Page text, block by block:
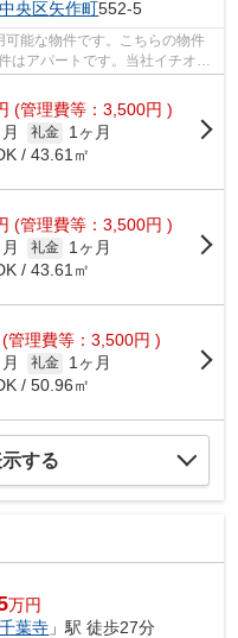
央区矢作町552-5
能な物件です。こちらの物件
はアパートです。当社イチオシ
(管理費等：3,500円 )
礼金
1ヶ月
/ 43.61㎡
(管理費等：3,500円 )
礼金
1ヶ月
/ 43.61㎡
(管理費等：3,500円 )
礼金
1ヶ月
/ 50.96㎡
する
万円
千葉寺 」駅 徒歩27分